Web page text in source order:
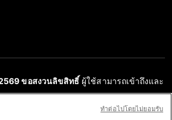
ขอสงวนลิขสิทธิ์ ผู้ใช้สามารถเข้าถึงและ
ทําต่อไปโดยไม่ยอมรับ